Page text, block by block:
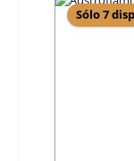
Sólo 7